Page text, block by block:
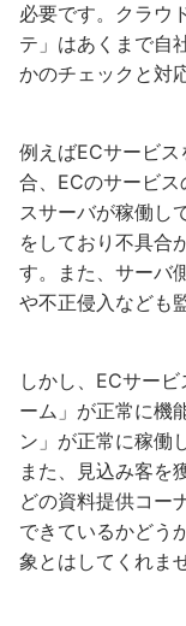
必要です。クラウ
テ」はあくまで自
かのチェックと対
例えばECサービ
合、ECのサービ
スサーバが稼働し
をしており不具合
す。また、サーバ
や不正侵入なども
しかし、ECサー
ーム」が正常に機
ン」が正常に稼働
また、見込み客を
どの資料提供コー
できているかどう
象とはしてくれま